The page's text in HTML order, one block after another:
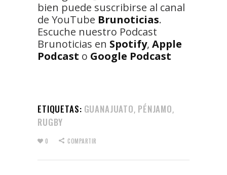
bien puede suscribirse al canal
de YouTube Brunoticias.
Escuche nuestro Podcast
Brunoticias en Spotify, Apple
Podcast o Google Podcast
ETIQUETAS: GUANAJUATO, PÉNJAMO,
RUGBY
0 COMPARTIR